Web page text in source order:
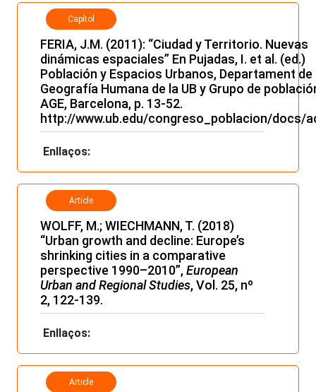
Capítol
FERIA, J.M. (2011): “Ciudad y Territorio. Nuevas
dinámicas espaciales” En Pujadas, I. et al. (ed.)
Población y Espacios Urbanos, Departament de
Geografía Humana de la UB y Grupo de
AGE, Barcelona, p. 13-52.
http://www.ub.edu/congreso_poblacion/docs/
Enllaços:
Article
WOLFF, M.; WIECHMANN, T. (2018)
“Urban growth and decline: Europe’s
shrinking cities in a comparative
perspective 1990–2010”,European
Urban and Regional Studies, Vol. 25, nº
2, 122-139.
Enllaços:
Article